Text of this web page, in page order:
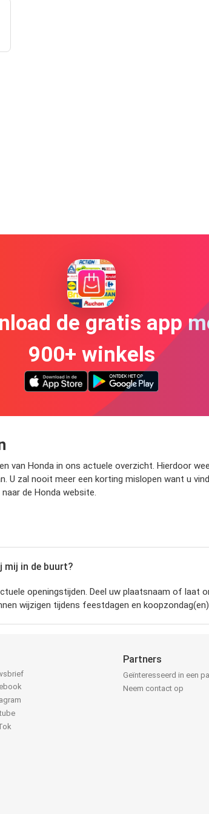
de gratis app
900+ winkels
van Honda in ons actuele overzicht. Hierdoor
U zal nooit meer een korting mislopen want u
de Honda website.
mij in de buurt?
openingstijden. Deel uw plaatsnaam of laat
wijzigen tijdens feestdagen en
Partners
Geïnteresseerd in een
Neem contact op